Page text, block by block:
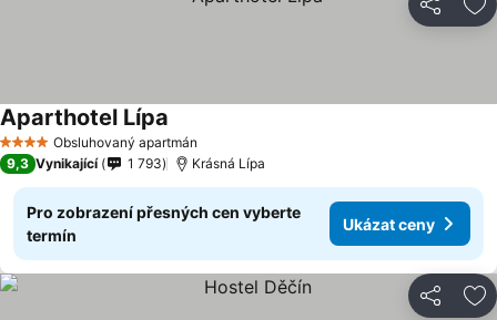
Sdílet
4 Počet hvězdiček
Obsluhovaný apartmán
Aparthotel Lípa
9,3 Vynikající 1 793 Krásná Lípa
Pro zobrazení přesných cen vyberte
termín
Ukázat ceny
Sdílet